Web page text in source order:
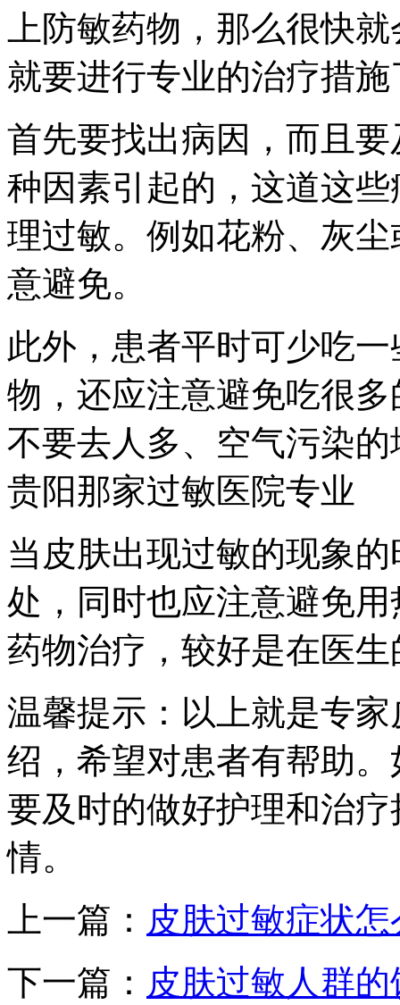
上防敏药物，那么很快
就要进行专业的治疗措施
首先要找出病因，而且
种因素引起的，这道这
理过敏。例如花粉、灰
意避免。
此外，患者平时可少吃
物，还应注意避免吃很
不要去人多、空气污染
贵阳那家过敏医院专业
当皮肤出现过敏的现象
处，同时也应注意避免
药物治疗，较好是在医
温馨提示：以上就是专
绍，希望对患者有帮助
要及时的做好护理和治
情。
上一篇： 皮肤过敏症状
下一篇： 皮肤过敏人群